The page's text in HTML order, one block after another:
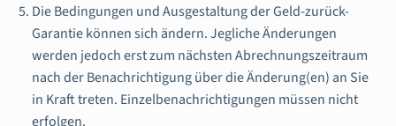
Die Bedingungen und Ausgestaltung der Geld-zurück-
Garantie können sich ändern. Jegliche Änderungen
werden jedoch erst zum nächsten Abrechnungszeitraum
nach der Benachrichtigung über die Änderung(en) an Sie
in Kraft treten. Einzelbenachrichtigungen müssen nicht
erfolgen.